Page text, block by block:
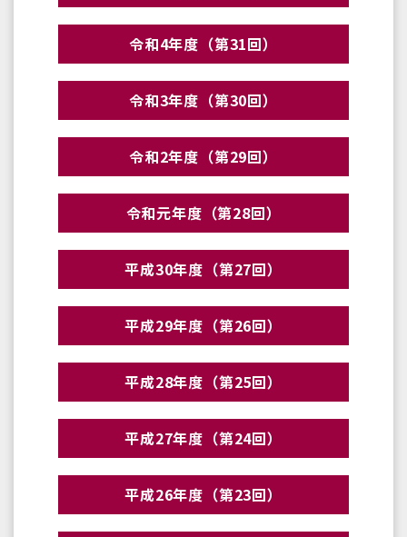
令和4年度（第31回）
令和3年度（第30回）
令和2年度（第29回）
令和元年度（第28回）
平成30年度（第27回）
平成29年度（第26回）
平成28年度（第25回）
平成27年度（第24回）
平成26年度（第23回）